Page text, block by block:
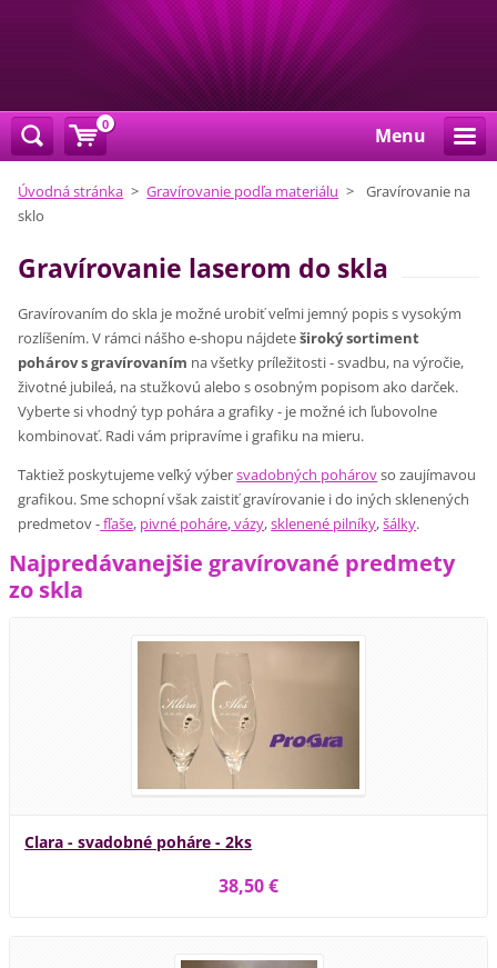
Menu
Úvodná stránka > Gravírovanie podľa materiálu >
Gravírovanie na
sklo
Gravírovanie laserom do skla
Gravírovaním do skla je možné urobiť veľmi jemný popis s vysokým
rozlíšením. V rámci nášho e-shopu nájdeteširoký sortiment
pohárov s gravírovaním na všetky príležitosti - svadbu, na výročie,
životné jubileá, na stužkovú alebo s osobným popisom ako darček.
Vyberte si vhodný typ pohára a grafiky - je možné ich ľubovolne
kombinovať. Radi vám pripravíme i grafiku na mieru.
Taktiež poskytujeme veľký výbersvadobných pohárovso zaujímavou
grafikou. Sme schopní však zaistiť gravírovanie i do iných sklenených
predmetov -fľaše, pivné poháre,vázy,sklenené pilníky,šálky.
Najpredávanejšie gravírované predmety
zo skla
Clara - svadobné poháre - 2ks
38,50 €
0